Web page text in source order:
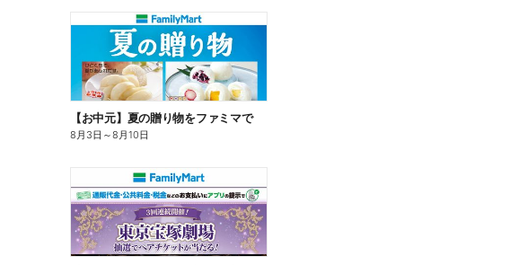
【お中元】夏の贈り物をファミマで
8月3日 ～8月10日